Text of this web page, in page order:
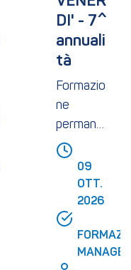
DI' - 7^
annuali
tà
Formazio
ne
permanen
te su
contabilit
amministr
azione,
finanza e
controllo
09
OTT.
2026